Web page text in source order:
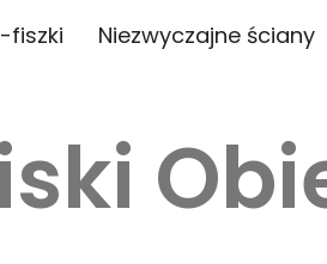
fiszki Niezwyczajne ściany